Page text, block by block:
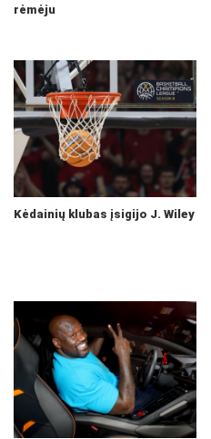
rėmėju
Kėdainių klubas įsigijo J. Wiley